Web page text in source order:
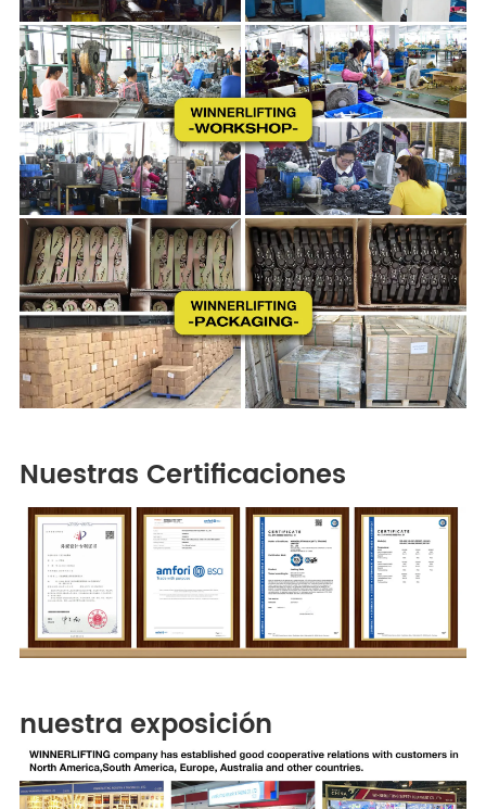
Nuestras Certificaciones
nuestra exposición